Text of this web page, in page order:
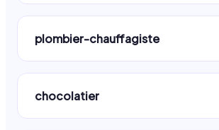
plombier-chauffagiste
chocolatier